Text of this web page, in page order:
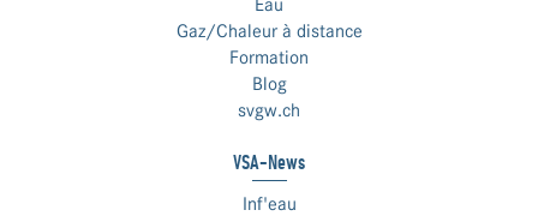
Eau
Gaz/Chaleur à distance
Formation
Blog
svgw.ch
VSA-News
Inf'eau